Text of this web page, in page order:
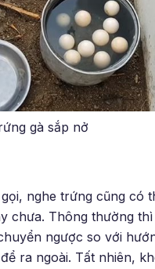
gà sắp nở
nghe trứng cũng có
chưa. Thông thường
ngược so với
ra ngoài. Tất nhiên,